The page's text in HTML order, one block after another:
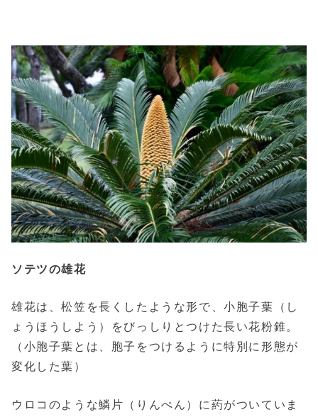
ソテツの雄花
雄花は、松笠を長くしたような形で、小胞子葉（し
ょうほうしよう）をびっしりとつけた長い花粉錐。
（小胞子葉とは、胞子をつけるように特別に形態が
変化した葉）
ウロコのような鱗片（りんぺん）に葯がついていま